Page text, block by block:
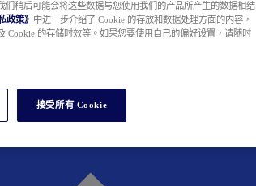
稍后可能会将这些数据与您使用我们的产品所产生的数据相结
政策》 中进一步介绍了 Cookie 的存放和数据处理方面的内容，
Cookie 的存储时效等。如果您要使用自己的偏好设置，请随时
接受所有 Cookie